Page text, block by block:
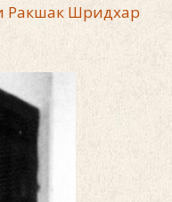
Ракшак Шридхар